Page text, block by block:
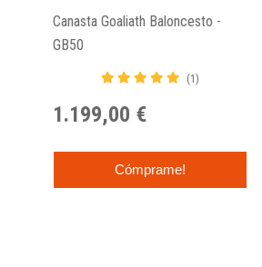
Canasta Goaliath Baloncesto -
GB50
(1)
1.199,00 €
Cómprame!